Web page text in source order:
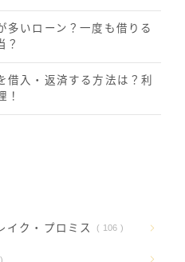
多いローン？一度も借りる
？
借入・返済する方法は？利
！
イク・プロミス 106